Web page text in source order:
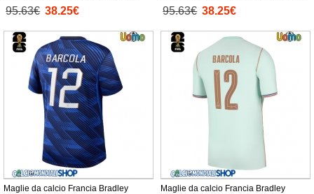
Manica Corta
95.63€ 38.25€
Manica Corta
95.63€ 38.25€
Maglie da calcio Francia Bradley
Maglie da calcio Francia Bradley